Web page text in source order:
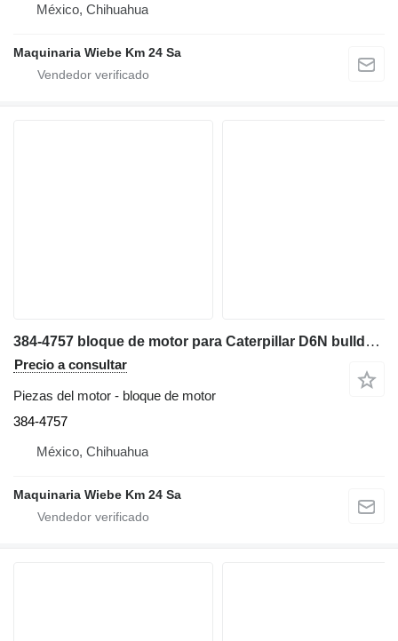
México, Chihuahua
Maquinaria Wiebe Km 24 Sa
384-4757 bloque de motor para Caterpillar D6N bulldozer
Precio a consultar
Piezas del motor - bloque de motor
384-4757
México, Chihuahua
Maquinaria Wiebe Km 24 Sa